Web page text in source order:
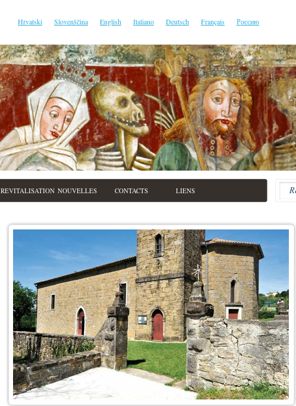
Hrvatski Slovenščina English Italiano Deutsch Français Россию
REVITALISATION NOUVELLES CONTACTS LIENS